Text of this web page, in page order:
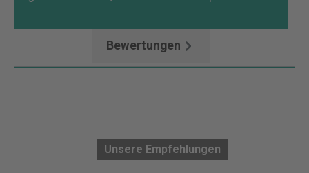
Bewertungen
Unsere Empfehlungen